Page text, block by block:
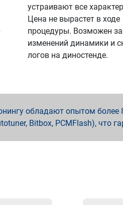
устраивают все
Цена не вырастет в ходе
процедуры. Возможен
изменений динамики и
логов на диностенде.
обладают опытом более
Bitbox, PCMFlash), что